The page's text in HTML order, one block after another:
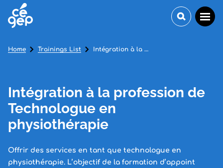
Intégration à la profession de
Technologue en
physiothérapie
Offrir des services en tant que technologue en
physiothérapie. L’objectif de la formation d’appoint
Home Trainings List Intégration à la profession de Technologue en physiothérapie